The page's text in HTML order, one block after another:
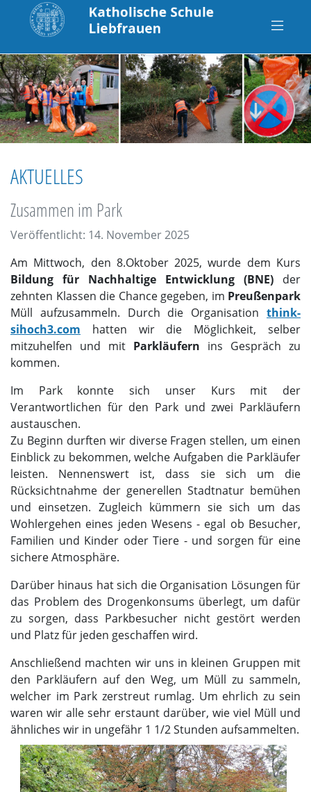
AKTUELLES
Zusammen im Park
Veröffentlicht: 14. November 2025
Am Mittwoch, den 8.Oktober 2025, wurde dem Kurs
Bildung für Nachhaltige Entwicklung (BNE) der
zehnten Klassen die Chance gegeben, im Preußenpark
Müll aufzusammeln. Durch die Organisation think-
sihoch3.com hatten wir die Möglichkeit, selber
mitzuhelfen und mit Parkläufern ins Gespräch zu
kommen.
Im Park konnte sich unser Kurs mit der
Verantwortlichen für den Park und zwei Parkläufern
austauschen.
Zu Beginn durften wir diverse Fragen stellen, um einen
Einblick zu bekommen, welche Aufgaben die Parkläufer
leisten. Nennenswert ist, dass sie sich um die
Rücksichtnahme der generellen Stadtnatur bemühen
und einsetzen. Zugleich kümmern sie sich um das
Wohlergehen eines jeden Wesens - egal ob Besucher,
Familien und Kinder oder Tiere - und sorgen für eine
sichere Atmosphäre.
Darüber hinaus hat sich die Organisation Lösungen für
das Problem des Drogenkonsums überlegt, um dafür
zu sorgen, dass Parkbesucher nicht gestört werden
und Platz für jeden geschaffen wird.
Anschließend machten wir uns in kleinen Gruppen mit
den Parkläufern auf den Weg, um Müll zu sammeln,
welcher im Park zerstreut rumlag. Um ehrlich zu sein
waren wir alle sehr erstaunt darüber, wie viel Müll und
ähnliches wir in ungefähr 1 1/2 Stunden aufsammelten.